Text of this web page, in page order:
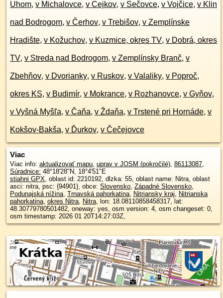
Uhom, v Michalovce, v Cejkov, v Sečovce, v Vojčice, v Klin
nad Bodrogom, v Čerhov, v Trebišov, v Zemplínske
Hradište, v Kožuchov, v Kuzmice, okres TV, v Dobrá, okres
TV, v Streda nad Bodrogom, v Zemplínsky Branč, v
Zbehňov, v Dvorianky, v Ruskov, v Valaliky, v Poproč,
okres KS, v Budimír, v Mokrance, v Rozhanovce, v Gyňov,
v Vyšná Myšľa, v Čaňa, v Ždaňa, v Trstené pri Hornáde, v
Kokšov-Bakša, v Ďurkov, v Čečejovce
Viac
Viac info: aktualizovať mapu, uprav v JOSM (pokročilé), 86113087,
Súradnice: 48°18'28"N, 18°4'51"E
stiahni GPX, oblast id: 2210192, dlzka: 55, oblast name: Nitra, oblast
asci: nitra, psc: {94901}, obce: Slovensko, Západné Slovensko,
Podunajská nížina, Trnavská pahorkatina, Nitriansky kraj, Nitrianska
pahorkatina, okres Nitra, Nitra, lon: 18.08110858458317, lat:
48.30779780501482, oneway: yes, osm version: 4, osm changeset: 0,
osm timestamp: 2026 01 20T14:27:03Z,